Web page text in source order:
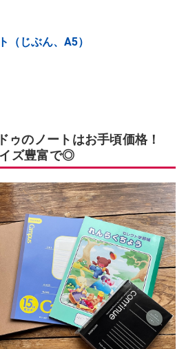
じぶん、A5）
ゥのノートはお手頃価格！
ズ豊富で◎